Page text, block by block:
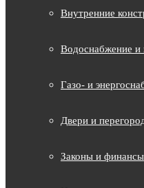
Внутренние
Водоснабжение и
Газо- и
Двери и
Законы и финансы